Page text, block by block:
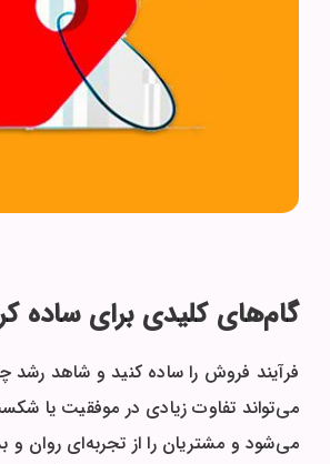
گام‌های کلیدی برای ساده
فرآیند فروش را ساده کنید و شاهد رشد
می‌تواند تفاوت زیادی در موفقیت یا
می‌شود و مشتریان را از تجربه‌ای روان